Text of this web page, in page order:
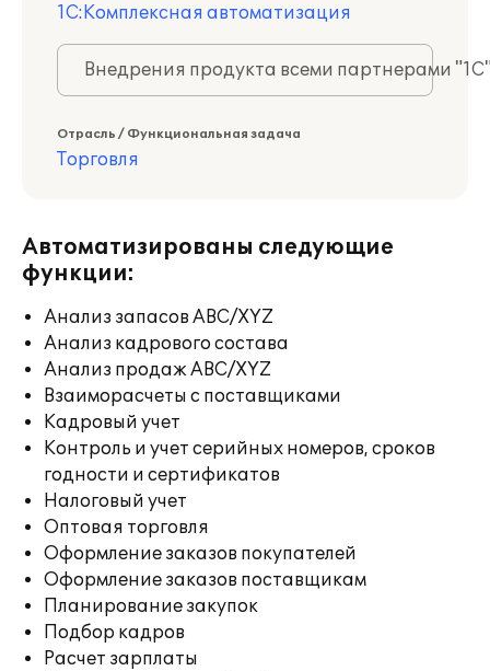
1С:Комплексная автоматизация
Внедрения продукта всеми партнерами
Отрасль / Функциональная задача
Торговля
Автоматизированы следующие
функции:
Анализ запасов ABC/XYZ
Анализ кадрового состава
Анализ продаж ABC/XYZ
Взаиморасчеты с поставщиками
Кадровый учет
Контроль и учет серийных номеров, сроков
годности и сертификатов
Налоговый учет
Оптовая торговля
Оформление заказов покупателей
Оформление заказов поставщикам
Планирование закупок
Подбор кадров
Расчет зарплаты